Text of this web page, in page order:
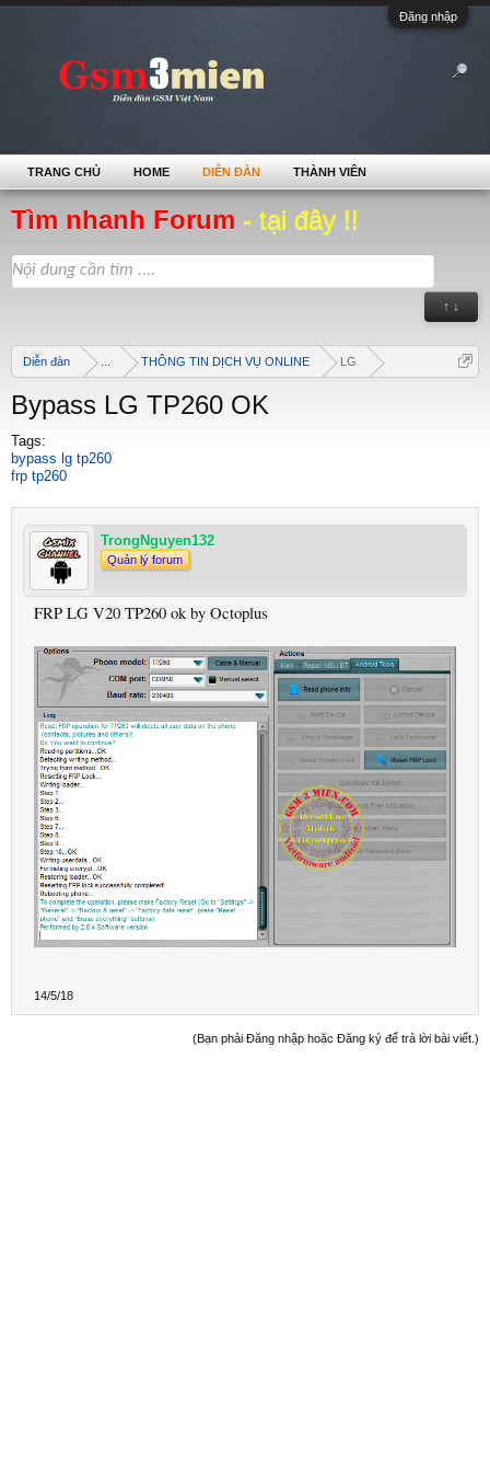
Đăng nhập
Tìm nhanh Forum - tại đây !!
↑ ↓
Diễn đàn THÔNG TIN DỊCH VỤ ONLINE LG
Bypass LG TP260 OK
Tags:
bypass lg tp260
frp tp260
TrongNguyen132
Quản lý forum
FRP LG V20 TP260 ok by Octoplus
14/5/18
(Bạn phải Đăng nhập hoặc Đăng ký để trả lời bài viết.)
TRANG CHỦ HOME DIỄN ĐÀN THÀNH VIÊN